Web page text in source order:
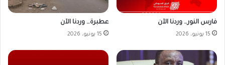
فارس النور… وردنا الآن
15 يونيو، 2026
عطبرة… وردنا الآن
15 يونيو، 2026